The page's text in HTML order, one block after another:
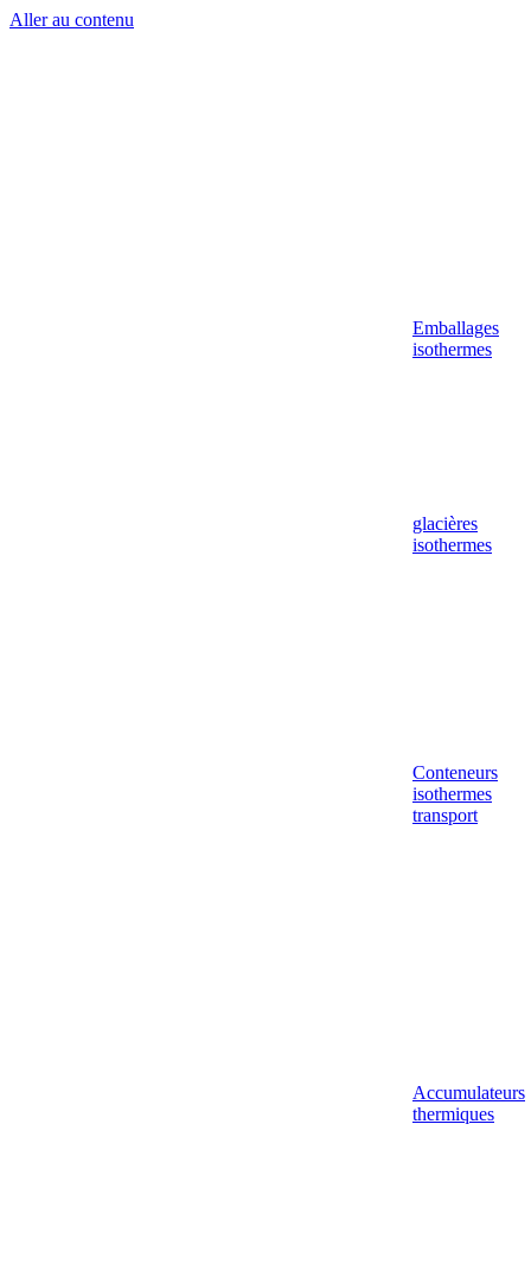
Aller au contenu
Emballages
isothermes
glacières
isothermes
Conteneurs
isothermes
transport
Accumulateurs
thermiques